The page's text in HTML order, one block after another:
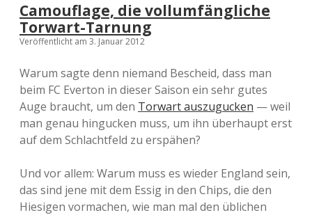
Camouflage, die vollumfängliche
Torwart-Tarnung
Veröffentlicht am 3. Januar 2012
Warum sagte denn niemand Bescheid, dass man
beim FC Everton in dieser Saison ein sehr gutes
Auge braucht, um den Torwart auszugucken — weil
man genau hingucken muss, um ihn überhaupt erst
auf dem Schlachtfeld zu erspähen?
Und vor allem: Warum muss es wieder England sein,
das sind jene mit dem Essig in den Chips, die den
Hiesigen vormachen, wie man mal den üblichen